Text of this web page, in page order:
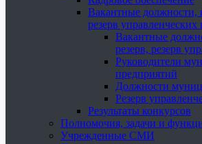
Вакантные должности,
резерв управленческих
Вакантные
резерв, резерв
Руководители
предприятий
Должности
Резерв
Результаты конкурсов
Полномочия, задачи и
Учрежденные СМИ